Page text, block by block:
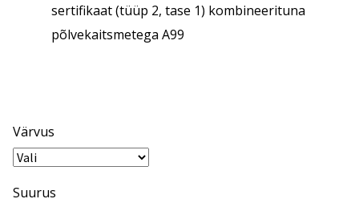
sertifikaat (tüüp 2, tase 1) kombineerituna
põlvekaitsmetega A99
Värvus
Suurus